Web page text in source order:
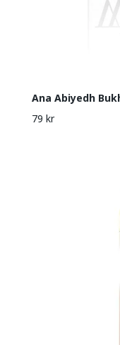
Ana Abiyedh
79 kr